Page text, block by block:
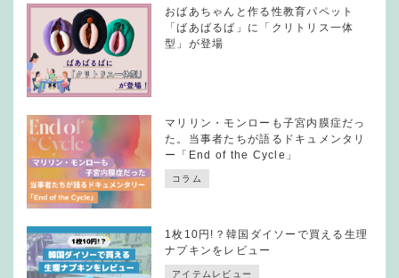
おばあちゃんと作る性教育パペット
「ばあばるば」に「クリトリス一体
型」が登場
マリリン・モンローも子宮内膜症だっ
た。当事者たちが語るドキュメンタリ
ー「End of the Cycle」
コラム
1枚10円!？韓国ダイソーで買える生理
ナプキンをレビュー
アイテムレビュー